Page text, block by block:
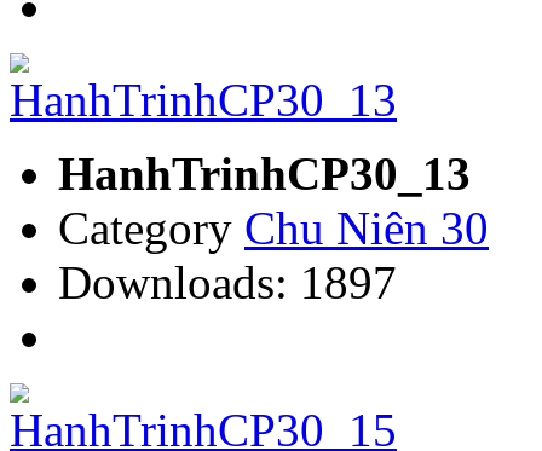
HanhTrinhCP30_13
Category Chu Niên 30
Downloads: 1897